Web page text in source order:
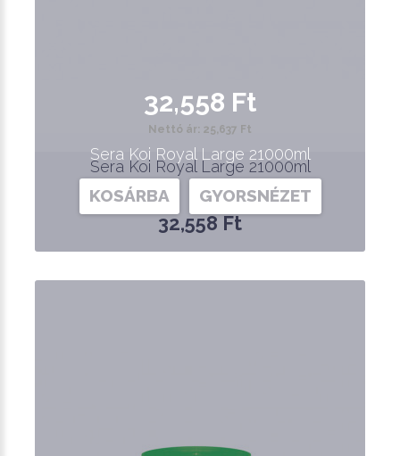
Sera Koi Royal Large 21000ml
32,558 Ft
32,558 Ft
Nettó ár: 25,637 Ft
Sera Koi Royal Large 21000ml
KOSÁRBA GYORSNÉZET